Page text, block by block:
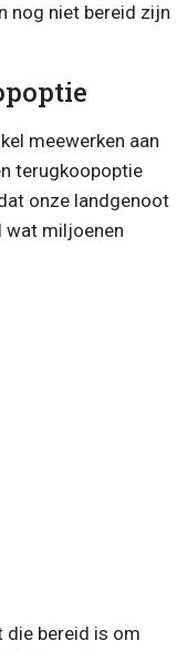
nog niet bereid zijn
meewerken aan
terugkoopoptie
onze landgenoot
wat miljoenen
die bereid is om